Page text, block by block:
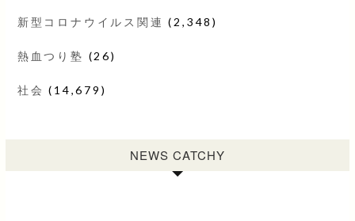
新型コロナウイルス関連 (2,348)
熱血つり塾 (26)
社会 (14,679)
NEWS CATCHY